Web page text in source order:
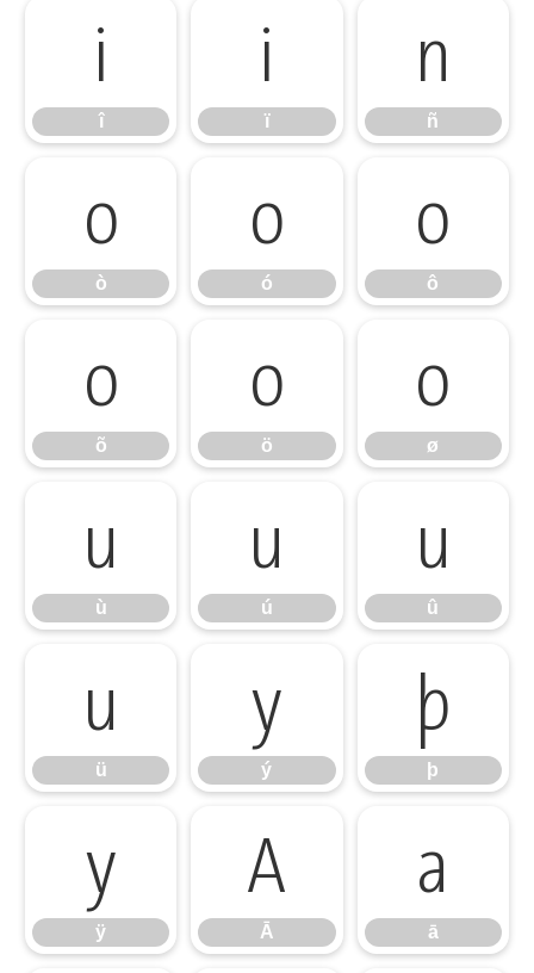
î
î
ï
ï
ñ
ñ
ò
ò
ó
ó
ô
ô
õ
õ
ö
ö
ø
ø
ù
ù
ú
ú
û
û
ü
ü
ý
ý
þ
þ
ÿ
ÿ
Ā
Ā
ā
ā